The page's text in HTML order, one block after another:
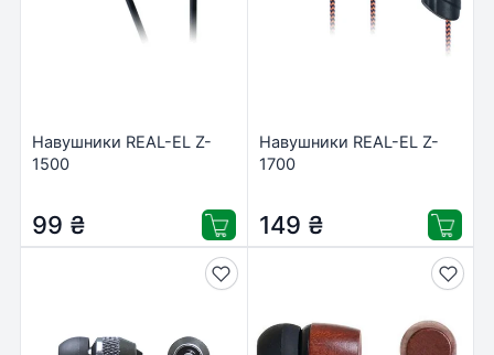
Навушники REAL-EL Z-
1500
99 ₴
Навушники REAL-EL Z-
1700
149 ₴